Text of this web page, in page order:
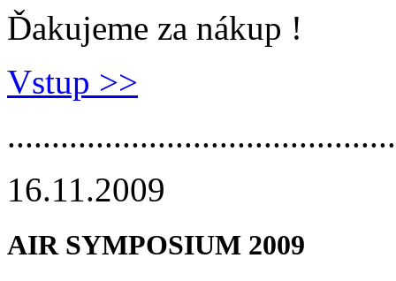
Ďakujeme za nákup !
Vstup >>
16.11.2009
AIR SYMPOSIUM 2009